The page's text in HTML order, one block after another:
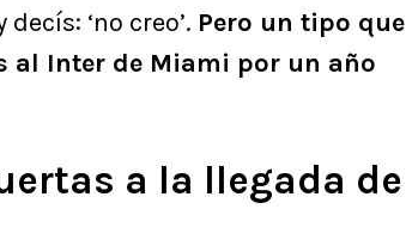
‘no creo’. Pero un tipo que
al Inter de Miami por un año
a la llegada de